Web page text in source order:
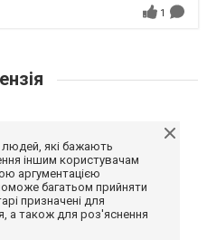
1
людей, які бажають
іншим користувачам
аргументацією
багатьом прийняти
призначені для
а також для роз'яснення